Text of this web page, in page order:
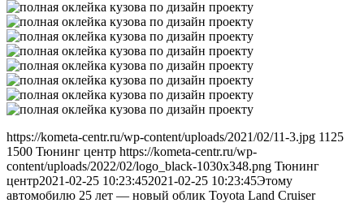
https://kometa-centr.ru/wp-content/uploads/2021/02/11-3.jpg 1125
1500 Тюнинг центр https://kometa-centr.ru/wp-
content/uploads/2022/02/logo_black-1030x348.png Тюнинг
центр2021-02-25 10:23:452021-02-25 10:23:45Этому
автомобилю 25 лет — новый облик Toyota Land Cruiser